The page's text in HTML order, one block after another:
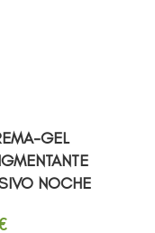
GEL
NOCHE